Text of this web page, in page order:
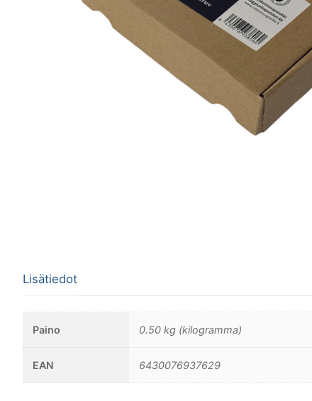
Lisätiedot
Paino 0.50 kg (kilogramma)
EAN 6430076937629